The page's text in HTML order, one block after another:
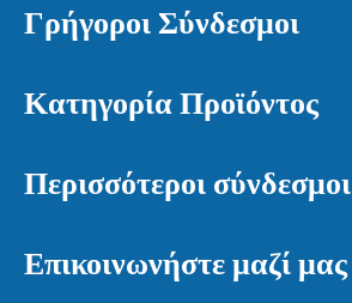
Γρήγοροι Σύνδεσμοι
Κατηγορία Προϊόντος
Περισσότεροι σύνδεσμοι
Επικοινωνήστε μαζί μας